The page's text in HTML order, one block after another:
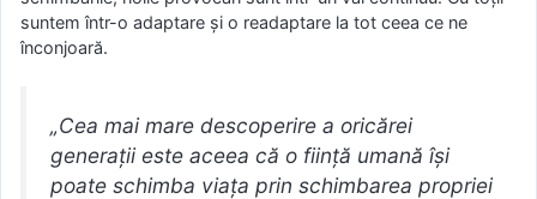
suntem într-o adaptare și o readaptare la tot ceea ce ne
înconjoară.
„Cea mai mare descoperire a oricărei
generații este aceea că o ființă umană își
poate schimba viața prin schimbarea propriei